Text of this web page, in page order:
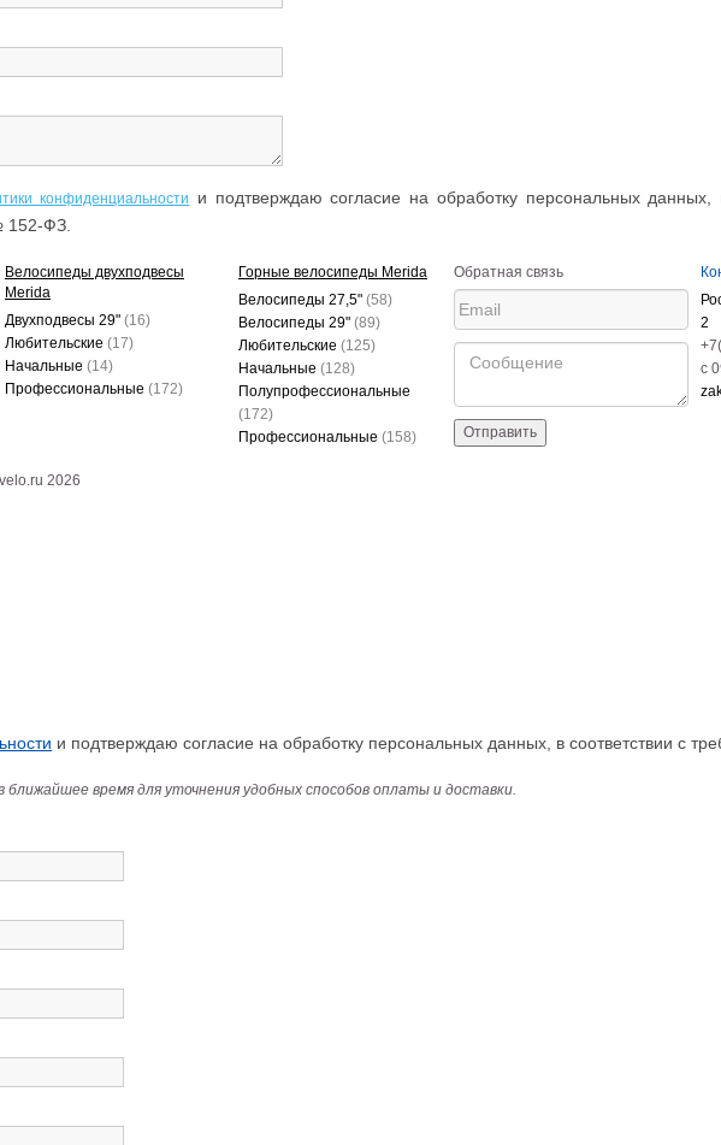
конфиденциальности
и подтверждаю согласие на обработку персональных данных,
152-ФЗ.
Велосипеды двухподвесы
Merida
Двухподвесы 29" (16)
Любительские (17)
Начальные (14)
Профессиональные (172)
Горные велосипеды Merida
Велосипеды 27,5" (58)
Велосипеды 29" (89)
Любительские (125)
Начальные (128)
Полупрофессиональные
(172)
Профессиональные (158)
Обратная связь
Отправить
2
c
2026
и подтверждаю согласие на обработку персональных данных, в соответствии с
время для уточнения удобных способов оплаты и доставки.